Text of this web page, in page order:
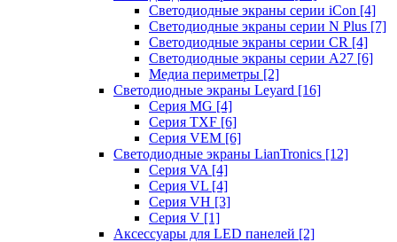
Светодиодные экраны серии iCon [4]
Светодиодные экраны серии N Plus [7]
Светодиодные экраны серии CR [4]
Светодиодные экраны серии А27 [6]
Медиа периметры [2]
Светодиодные экраны Leyard [16]
Серия MG [4]
Серия TXF [6]
Серия VEM [6]
Светодиодные экраны LianTronics [12]
Серия VA [4]
Серия VL [4]
Серия VH [3]
Серия V [1]
Аксессуары для LED панелей [2]